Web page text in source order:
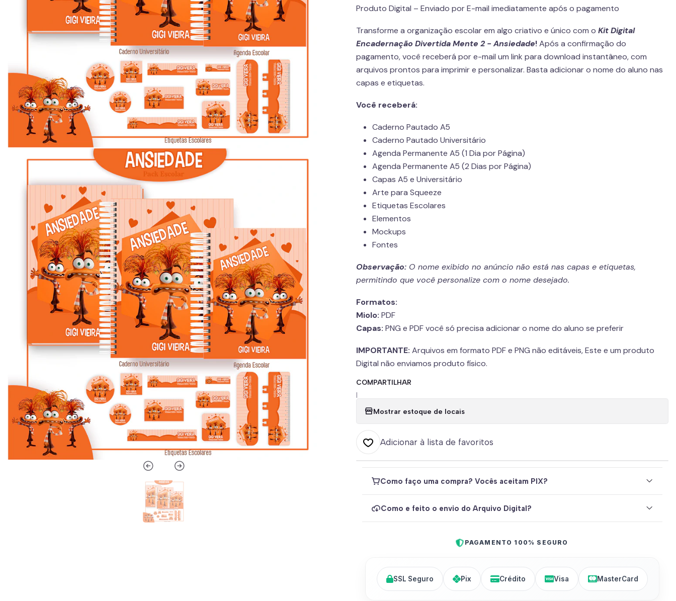
Produto Digital – Enviado por E-mail imediatamente após o pagamento
Transforme a organização escolar em algo criativo e único com o Kit Digital
Encadernação Divertida Mente 2 - Ansiedade!Após a confirmação do
pagamento, você receberá por e-mail um link para download instantâneo, com
arquivos prontos para imprimir e personalizar. Basta adicionar o nome do aluno nas
capas e etiquetas.
Você receberá:
Caderno Pautado A5
Caderno Pautado Universitário
Agenda Permanente A5 (1 Dia por Página)
Agenda Permanente A5 (2 Dias por Página)
Capas A5 e Universitário
Arte para Squeeze
Etiquetas Escolares
Elementos
Mockups
Fontes
Observação: O nome exibido no anúncio não está nas capas e etiquetas,
permitindo que você personalize com o nome desejado.
Formatos:
Miolo: PDF
Capas: PNG e PDF você só precisa adicionar o nome do aluno se preferir
IMPORTANTE: Arquivos em formato PDF e PNG não editáveis, Este e um produto
Digital não enviamos produto físico.
COMPARTILHAR
|
Mostrar estoque de locais
Adicionar à lista de favoritos
Como faço uma compra? Vocês aceitam PIX?
Como e feito o envio do Arquivo Digital?
PAGAMENTO 100% SEGURO
SSL Seguro Pix Crédito Visa MasterCard